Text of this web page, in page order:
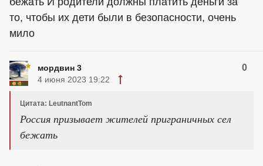
то, чтобы их дети были в безопасности, очень
мило
мордвин 3 0
4 июня 2023 19:22
Цитата: LeutnantTom
Россия призывает жителей приграничных сел
бежать